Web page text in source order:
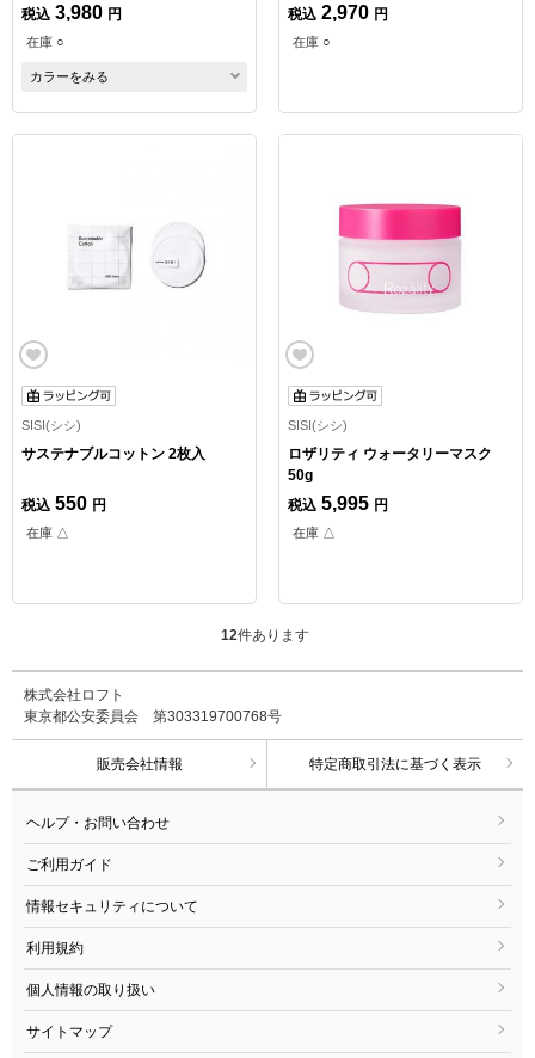
税込 3,980 円
在庫 ○
カラーをみる
税込 2,970 円
在庫 ○
SISI(シシ)
サステナブルコットン 2枚入
税込 550 円
在庫 △
SISI(シシ)
ロザリティ ウォータリーマスク
50g
税込 5,995 円
在庫 △
12件あります
株式会社ロフト
東京都公安委員会 第303319700768号
販売会社情報 特定商取引法に基づく表示
ヘルプ・お問い合わせ
ご利用ガイド
情報セキュリティについて
利用規約
個人情報の取り扱い
サイトマップ